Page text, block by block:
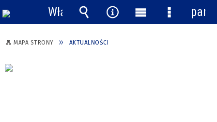
MAPA STRONY AKTUALNOŚCI
Włącz
powiadomienia
Wyszukiwarka
Narzędzia
MenuMenu
panel